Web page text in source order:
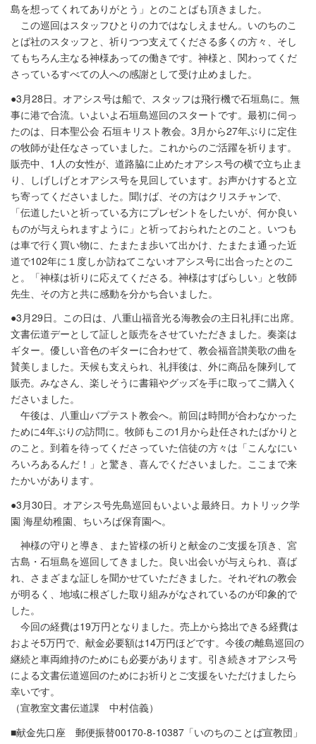
島を想ってくれてありがとう」とのことばも頂きました。
この巡回はスタッフひとりの力ではなしえません。いのちのこ
とば社のスタッフと、祈りつつ支えてくださる多くの方々、そし
てもちろん主なる神様あっての働きです。神様と、関わってくだ
さっているすべての人への感謝として受け止めました。
●3月28日。オアシス号は船で、スタッフは飛行機で石垣島に。無
事に港で合流。いよいよ石垣島巡回のスタートです。最初に伺っ
たのは、日本聖公会 石垣キリスト教会。3月から27年ぶりに定住
の牧師が赴任なさっていました。これからのご活躍を祈ります。
販売中、1人の女性が、道路脇に止めたオアシス号の横で立ち止ま
り、しげしげとオアシス号を見回しています。お声かけすると立
ち寄ってくださいました。聞けば、その方はクリスチャンで、
「伝道したいと祈っている方にプレゼントをしたいが、何か良い
ものが与えられますように」と祈っておられたとのこと。いつも
は車で行く買い物に、たまたま歩いて出かけ、たまたま通った近
道で102年に１度しか訪ねてこないオアシス号に出合ったとのこ
と。「神様は祈りに応えてくださる。神様はすばらしい」と牧師
先生、その方と共に感動を分かち合いました。
●3月29日。この日は、八重山福音光る海教会の主日礼拝に出席。
文書伝道デーとして証しと販売をさせていただきました。奏楽は
ギター。優しい音色のギターに合わせて、教会福音讃美歌の曲を
賛美しました。天候も支えられ、礼拝後は、外に商品を陳列して
販売。みなさん、楽しそうに書籍やグッズを手に取ってご購入く
ださいました。
午後は、八重山バプテスト教会へ。前回は時間が合わなかった
ために4年ぶりの訪問に。牧師もこの1月から赴任されたばかりと
のこと。到着を待ってくださっていた信徒の方々は「こんなにい
ろいろあるんだ！」と驚き、喜んでくださいました。ここまで来
たかいがあります。
●3月30日。オアシス号先島巡回もいよいよ最終日。カトリック学
園 海星幼稚園、ちいろば保育園へ。
神様の守りと導き、また皆様の祈りと献金のご支援を頂き、宮
古島・石垣島を巡回してきました。良い出会いが与えられ、喜ば
れ、さまざまな証しを聞かせていただきました。それぞれの教会
が明るく、地域に根ざした取り組みがなされているのが印象的で
した。
今回の経費は19万円となりました。売上から捻出できる経費は
およそ5万円で、献金必要額は14万円ほどです。今後の離島巡回の
継続と車両維持のためにも必要があります。引き続きオアシス号
による文書伝道巡回のためにお祈りとご支援をいただけましたら
幸いです。
（宣教室文書伝道課 中村信義）
■献金先口座 郵便振替00170-8-10387「いのちのことば宣教団」